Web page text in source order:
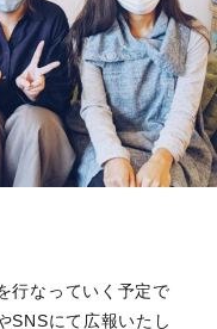
行なっていく予定で
SNSにて広報いたし